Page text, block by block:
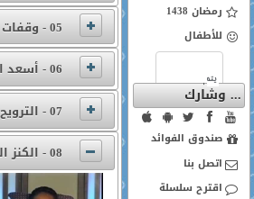
رمضان 1438
للأطفال
... وشارك
صندوق الفوائد
اتصل بنا
اقترح سلسلة
05 - وقفات مع آيات
06 - أسعد الأيام
07 - الترويح الأسري
08 - الكنز المفقود